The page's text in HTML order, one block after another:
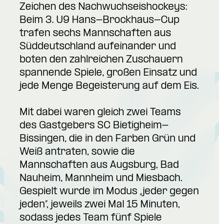
Zeichen des Nachwuchseishockeys:
Beim 3. U9 Hans-Brockhaus-Cup
trafen sechs Mannschaften aus
Süddeutschland aufeinander und
boten den zahlreichen Zuschauern
spannende Spiele, großen Einsatz und
jede Menge Begeisterung auf dem Eis.
Mit dabei waren gleich zwei Teams
des Gastgebers SC Bietigheim-
Bissingen, die in den Farben Grün und
Weiß antraten, sowie die
Mannschaften aus Augsburg, Bad
Nauheim, Mannheim und Miesbach.
Gespielt wurde im Modus „jeder gegen
jeden“, jeweils zwei Mal 15 Minuten,
sodass jedes Team fünf Spiele